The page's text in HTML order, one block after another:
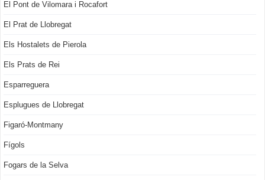
El Pont de Vilomara i Rocafort
El Prat de Llobregat
Els Hostalets de Pierola
Els Prats de Rei
Esparreguera
Esplugues de Llobregat
Figaró-Montmany
Fígols
Fogars de la Selva